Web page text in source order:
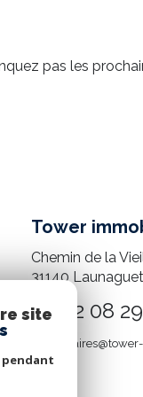
pas les
Tower
Chemin de la
31140 Launaguet
05 82 08
site
pendant